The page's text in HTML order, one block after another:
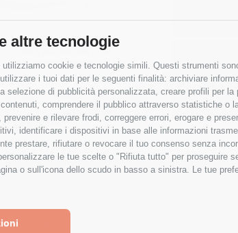
altre tecnologie
utilizziamo cookie e tecnologie simili. Questi strumenti
i tuoi dati per le seguenti finalità: archiviare
selezione di pubblicità personalizzata, creare profili per
comprendere il pubblico attraverso statistiche
e rilevare frodi, correggere errori, erogare e
identificare i dispositivi in base alle informazioni
prestare, rifiutare o revocare il tuo consenso senza
le tue scelte o "Rifiuta tutto" per
o sull'icona dello scudo in basso a sinistra. Le tue
All rights reserved.